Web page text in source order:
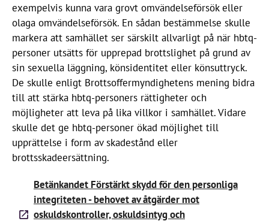
exempelvis kunna vara grovt omvändelseförsök eller
olaga omvändelseförsök. En sådan bestämmelse skulle
markera att samhället ser särskilt allvarligt på när hbtq-
personer utsätts för upprepad brottslighet på grund av
sin sexuella läggning, könsidentitet eller könsuttryck.
De skulle enligt Brottsoffermyndighetens mening bidra
till att stärka hbtq-personers rättigheter och
möjligheter att leva på lika villkor i samhället. Vidare
skulle det ge hbtq-personer ökad möjlighet till
upprättelse i form av skadestånd eller
brottsskadeersättning.
Betänkandet Förstärkt skydd för den personliga
integriteten - behovet av åtgärder mot
oskuldskontroller, oskuldsintyg och